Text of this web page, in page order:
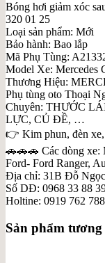
Bóng hơi giảm xóc
320 01 25
Loại sản phẩm: Mới
Bảo hành: Bao lắp
Mã Phụ Tùng:
Model Xe: Mercedes
Thương Hiệu:
Phụ tùng oto Thoại
Chuyên: THƯỚC
LỰC, CỦ ĐỀ, …
👉 Kim phun, đèn
🚗🚗🚗 Các dòng xe:
Ford- Ford Ranger,
Địa chỉ: 31B Đỗ
Số DĐ: 0968 33 88
Holtine: 0919 762 788
Sản phẩm